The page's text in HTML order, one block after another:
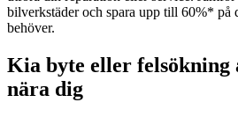
bilverkstäder och spara upp till 60%* på
behöver.
Kia byte eller
nära dig